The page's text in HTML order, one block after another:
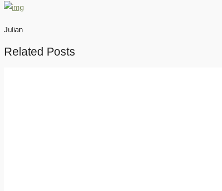
Julian
Related Posts